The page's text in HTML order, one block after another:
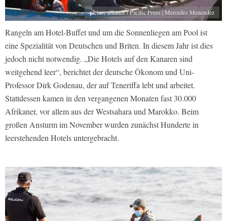
picture alliance / Pacific Press | Mercedes Menendez
Rangeln am Hotel-Buffet und um die Sonnenliegen am Pool ist
eine Spezialität von Deutschen und Briten. In diesem Jahr ist dies
jedoch nicht notwendig. „Die Hotels auf den Kanaren sind
weitgehend leer“, berichtet der deutsche Ökonom und Uni-
Professor Dirk Godenau, der auf Teneriffa lebt und arbeitet.
Stattdessen kamen in den vergangenen Monaten fast 30.000
Afrikaner, vor allem aus der Westsahara und Marokko. Beim
großen Ansturm im November wurden zunächst Hunderte in
leerstehenden Hotels untergebracht.